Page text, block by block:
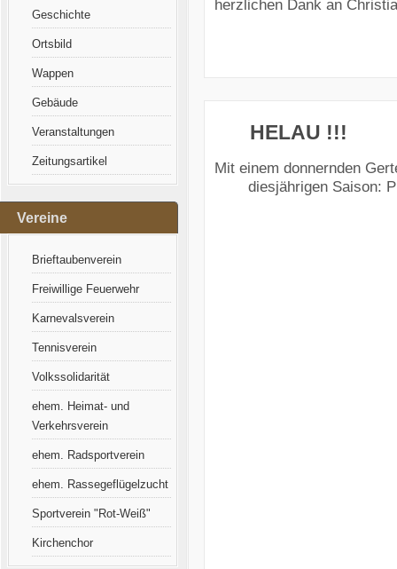
Geschichte
Ortsbild
Wappen
Gebäude
Veranstaltungen
Zeitungsartikel
Vereine
Brieftaubenverein
Freiwillige Feuerwehr
Karnevalsverein
Tennisverein
Volkssolidarität
ehem. Heimat- und
Verkehrsverein
ehem. Radsportverein
ehem. Rassegeflügelzucht
Sportverein "Rot-Weiß"
Kirchenchor
herzlichen Dank an
HELAU !!!
Mit einem donnernden
diesjährigen Saison: